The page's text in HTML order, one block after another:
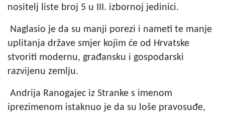
nositelj liste broj 5 u III. izbornoj jedinici.
Naglasio je da su manji porezi i nameti te manje
uplitanja države smjer kojim će od Hrvatske
stvoriti modernu, građansku i gospodarski
razvijenu zemlju.
Andrija Ranogajec iz Stranke s imenom
iprezimenom istaknuo je da su loše pravosuđe,